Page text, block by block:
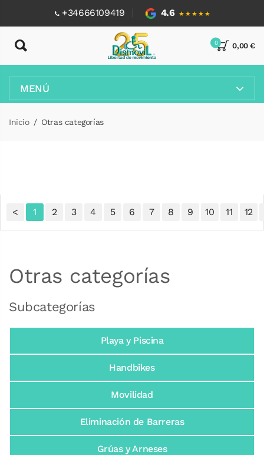
+34666109419 4.6 ★★★★★
0,00 €
0
MENÚ
Inicio Otras categorías
Otras categorías
Subcategorías
Playa y Piscina
Handbikes
Movilidad
Eliminación de Barreras
Grúas y Arneses
< 1 2 3 4 5 6 7 8 9 10 11 12